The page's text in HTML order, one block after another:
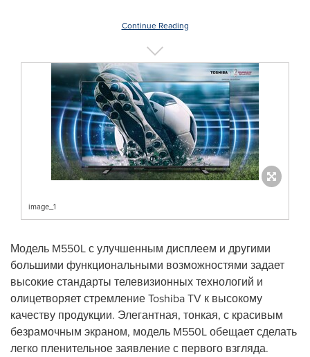
Continue Reading
image_1
Модель M550L с улучшенным дисплеем и другими
большими функциональными возможностями задает
высокие стандарты телевизионных технологий и
олицетворяет стремление Toshiba TV к высокому
качеству продукции. Элегантная, тонкая, с красивым
безрамочным экраном, модель M550L обещает сделать
легко пленительное заявление с первого взгляда.